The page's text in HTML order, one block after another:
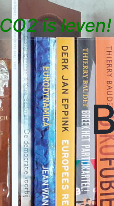
CO2 is leven!